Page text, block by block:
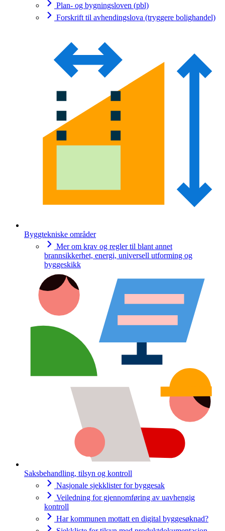
Plan- og bygningsloven (pbl)
Forskrift til avhendingslova (tryggere bolighandel)
Byggtekniske områder
Mer om krav og regler til blant annet
brannsikkerhet, energi, universell utforming og
byggeskikk
Saksbehandling, tilsyn og kontroll
Nasjonale sjekklister for byggesak
Veiledning for gjennomføring av uavhengig
kontroll
Har kommunen mottatt en digital byggesøknad?